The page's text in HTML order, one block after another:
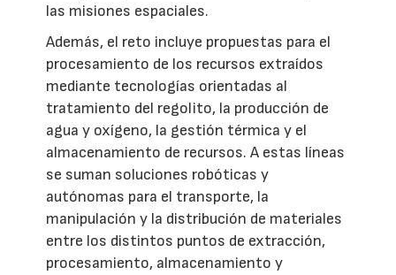
las misiones espaciales.
Además, el reto incluye propuestas para el
procesamiento de los recursos extraídos
mediante tecnologías orientadas al
tratamiento del regolito, la producción de
agua y oxígeno, la gestión térmica y el
almacenamiento de recursos. A estas líneas
se suman soluciones robóticas y
autónomas para el transporte, la
manipulación y la distribución de materiales
entre los distintos puntos de extracción,
procesamiento, almacenamiento y